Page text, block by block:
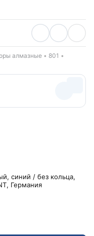
алмазные
801
синий / без кольца,
Германия